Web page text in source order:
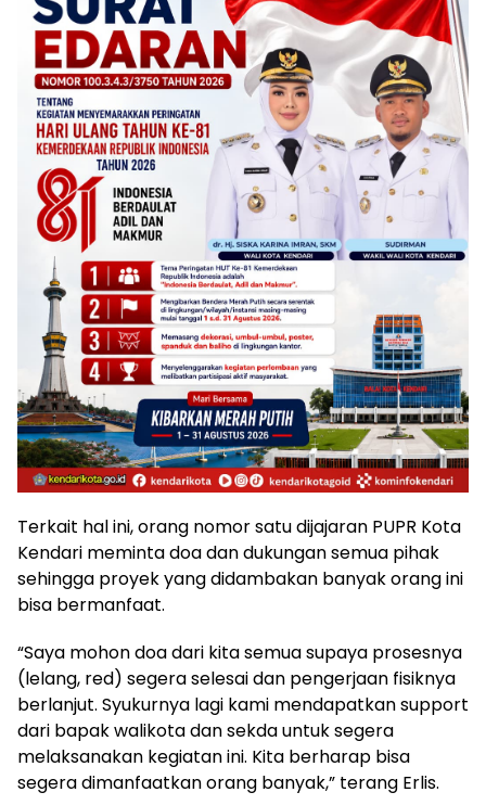
Terkait hal ini, orang nomor satu dijajaran PUPR Kota
Kendari meminta doa dan dukungan semua pihak
sehingga proyek yang didambakan banyak orang ini
bisa bermanfaat.
“Saya mohon doa dari kita semua supaya prosesnya
(lelang, red) segera selesai dan pengerjaan fisiknya
berlanjut. Syukurnya lagi kami mendapatkan support
dari bapak walikota dan sekda untuk segera
melaksanakan kegiatan ini. Kita berharap bisa
segera dimanfaatkan orang banyak,” terang Erlis.